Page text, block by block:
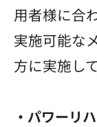
用者様に合
実施可能な
方に実施し
・パワーリ